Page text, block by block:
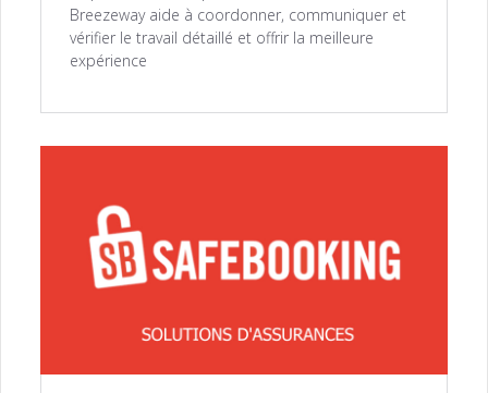
Breezeway aide à coordonner, communiquer et
vérifier le travail détaillé et offrir la meilleure
expérience